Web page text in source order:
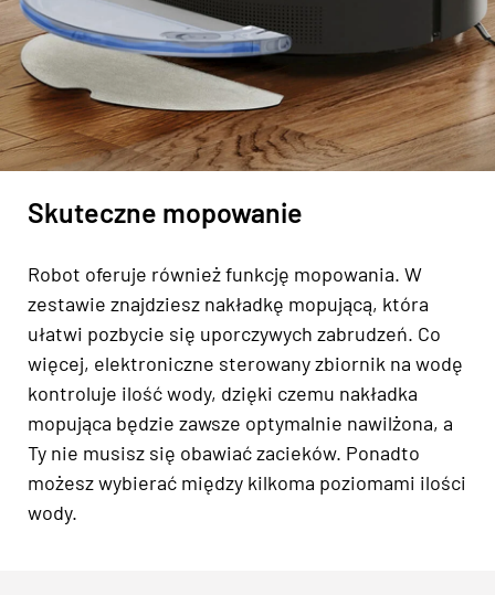
Skuteczne mopowanie
Robot oferuje również funkcję mopowania. W
zestawie znajdziesz nakładkę mopującą, która
ułatwi pozbycie się uporczywych zabrudzeń. Co
więcej, elektroniczne sterowany zbiornik na wodę
kontroluje ilość wody, dzięki czemu nakładka
mopująca będzie zawsze optymalnie nawilżona, a
Ty nie musisz się obawiać zacieków. Ponadto
możesz wybierać między kilkoma poziomami ilości
wody.